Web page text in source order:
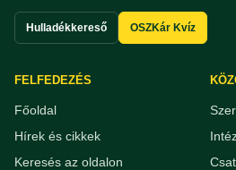
Hulladékkereső OSZKár Kvíz
FELFEDEZÉS
Főoldal
Hírek és cikkek
Keresés az oldalon